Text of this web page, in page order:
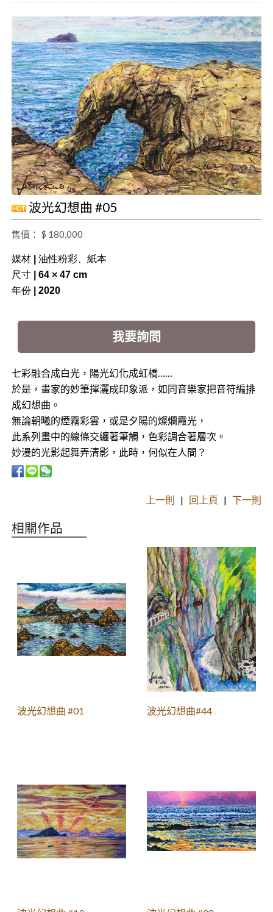
波光幻想曲 #05
售價： $ 180,000
媒材 | 油性粉彩、紙本
尺寸 | 64 × 47 cm
年份 | 2020
我要詢問
七彩融合成白光，陽光幻化成虹橋……
於是，畫家的妙筆揮灑成印象派，如同音樂家把音符編排
成幻想曲。
無論朝曦的煙霧彩雲，或是夕陽的燦爛霞光，
此系列畫中的線條交纏著筆觸，色彩調合著層次。
妙漫的光影起舞弄清影，此時，何似在人間？
上一則 | 回上頁 |下一則
相關作品
波光幻想曲 #01 波光幻想曲#44